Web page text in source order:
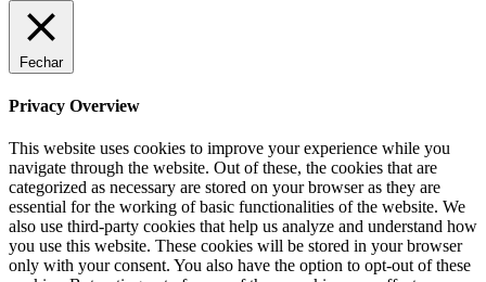
Fechar
Privacy Overview
This website uses cookies to improve your experience while you
navigate through the website. Out of these, the cookies that are
categorized as necessary are stored on your browser as they are
essential for the working of basic functionalities of the website. We
also use third-party cookies that help us analyze and understand how
you use this website. These cookies will be stored in your browser
only with your consent. You also have the option to opt-out of these